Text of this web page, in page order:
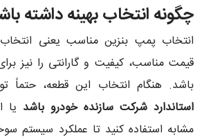
چگونه انتخاب بهینه داشته
انتخاب پمپ بنزین مناسب یعنی
قیمت مناسب، کیفیت و گارانتی را نیز
باشد. هنگام انتخاب این قطعه، حتماً
استاندارد شرکت سازنده خودرو باشد یا
مشابه استفاده کنید تا عملکرد سیستم